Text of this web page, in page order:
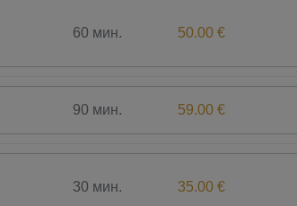
60 мин. 50.00 €
90 мин. 59.00 €
30 мин. 35.00 €